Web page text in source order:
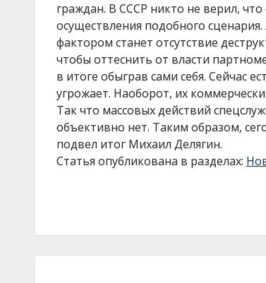
граждан. В СССР никто не верил,
осуществления подобного
фактором станет отсутствие
чтобы оттеснить от власти
в итоге обыграв сами себя. Сейчас
угрожает. Наоборот, их
Так что массовых действий
объективно нет. Таким образом,
подвел итог Михаил Делягин.
Статья опубликована в разделах: